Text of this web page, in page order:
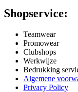
Shopservice:
Teamwear
Promowear
Clubshops
Werkwijze
Bedrukking
Algemene
Privacy Policy